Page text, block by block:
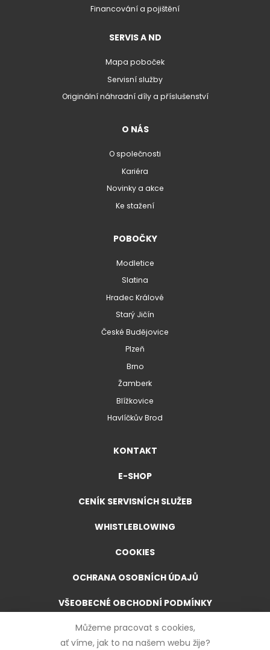
Můžeme pracovat s cookies,
ať víme, jak to na našem webu žije?
Financování a pojištění
SERVIS A ND
Mapa poboček
Servisní služby
Originální náhradní díly a příslušenství
O NÁS
O společnosti
Kariéra
Novinky a akce
Ke stažení
POBOČKY
Modletice
Slatina
Hradec Králové
Starý Jičín
České Budějovice
Plzeň
Brno
Žamberk
Blížkovice
Havlíčkův Brod
KONTAKT
E-SHOP
CENÍK SERVISNÍCH SLUŽEB
WHISTLEBLOWING
COOKIES
OCHRANA OSOBNÍCH ÚDAJŮ
VŠEOBECNÉ OBCHODNÍ PODMÍNKY
VŠEOBECNÉ OBCHODNÍ PODMÍNKY PRO E-SHOP